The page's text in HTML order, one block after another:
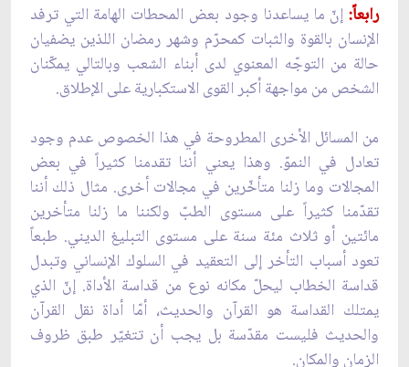
رابعاً:إنّ ما يساعدنا وجود بعض المحطات الهامة التي ترفد
الإنسان بالقوة والثبات كمحرّم وشهر رمضان اللذين يضفيان
حالة من التوجّه المعنوي لدى أبناء الشعب وبالتالي يمكّنان
الشخص من مواجهة أكبر القوى الاستكبارية على الإطلاق.
من المسائل الأخرى المطروحة في هذا الخصوص عدم وجود
تعادل في النموّ. وهذا يعني أننا تقدمنا كثيراً في بعض
المجالات وما زلنا متأخّرين في مجالات أخرى. مثال ذلك أننا
تقدّمنا كثيراً على مستوى الطبّ ولكننا ما زلنا متأخرين
مائتين أو ثلاث مئة سنة على مستوى التبليغ الديني. طبعاً
تعود أسباب التأخر إلى التعقيد في السلوك الإنساني وتبدل
قداسة الخطاب ليحلّ مكانه نوع من قداسة الأداة. إنّ الذي
يمتلك القداسة هو القرآن والحديث، أمّا أداة نقل القرآن
والحديث فليست مقدّسة بل يجب أن تتغيّر طبق ظروف
الزمان والمكان.